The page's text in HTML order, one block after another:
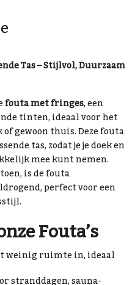
Tas – Stijlvol, Duurzaam
fouta met fringes, een
tinten, ideaal voor het
gewoon thuis. Deze fouta
tas, zodat je je doek en
mee kunt nemen.
is de fouta
perfect voor een
Fouta’s
weinig ruimte in, ideaal
stranddagen, sauna-